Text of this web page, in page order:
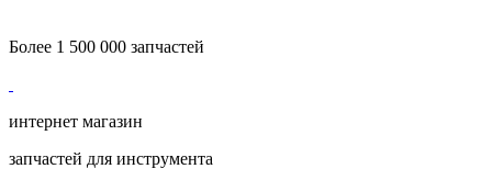
Более 1 500 000 запчастей
интернет магазин
запчастей для инструмента